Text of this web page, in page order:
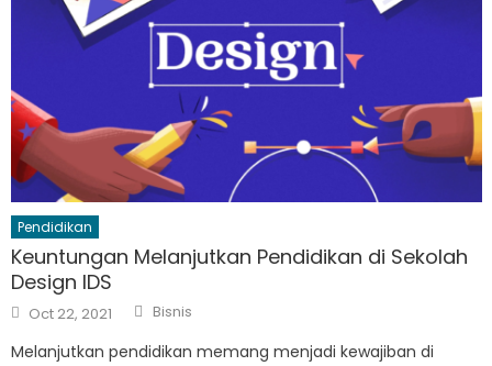
Pendidikan
Keuntungan Melanjutkan Pendidikan di Sekolah
Design IDS
Posted
on
Oct 22, 2021 Author
Bisnis
Melanjutkan pendidikan memang menjadi kewajiban di